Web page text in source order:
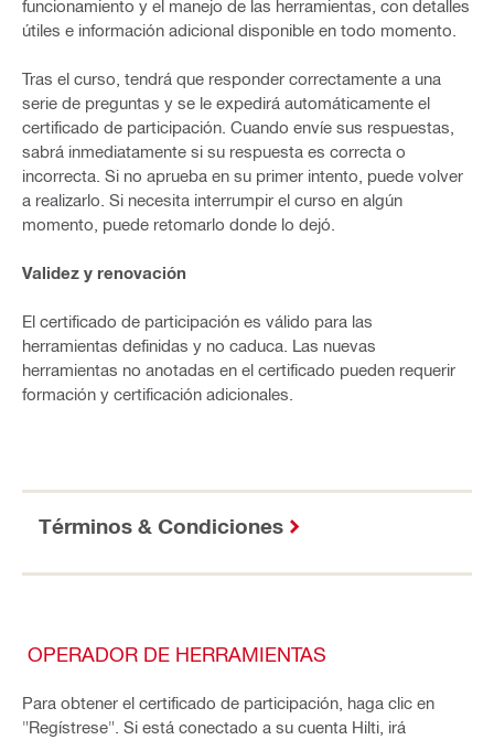
funcionamiento y el manejo de las herramientas, con detalles
útiles e información adicional disponible en todo momento.
Tras el curso, tendrá que responder correctamente a una
serie de preguntas y se le expedirá automáticamente el
certificado de participación. Cuando envíe sus respuestas,
sabrá inmediatamente si su respuesta es correcta o
incorrecta. Si no aprueba en su primer intento, puede volver
a realizarlo. Si necesita interrumpir el curso en algún
momento, puede retomarlo donde lo dejó.
Validez y renovación
El certificado de participación es válido para las
herramientas definidas y no caduca. Las nuevas
herramientas no anotadas en el certificado pueden requerir
formación y certificación adicionales.
Términos & Condiciones
OPERADOR DE HERRAMIENTAS
Para obtener el certificado de participación, haga clic en
"Regístrese". Si está conectado a su cuenta Hilti, irá